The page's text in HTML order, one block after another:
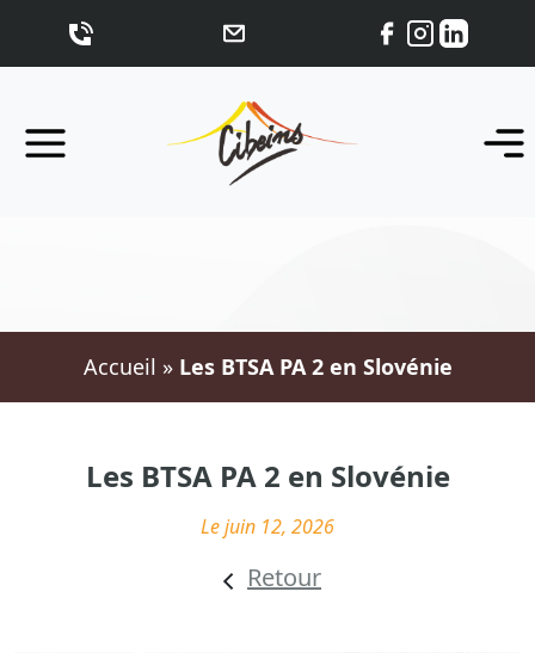
Accueil » Les BTSA PA 2 en Slovénie
Les BTSA PA 2 en Slovénie
Le juin 12, 2026
Retour